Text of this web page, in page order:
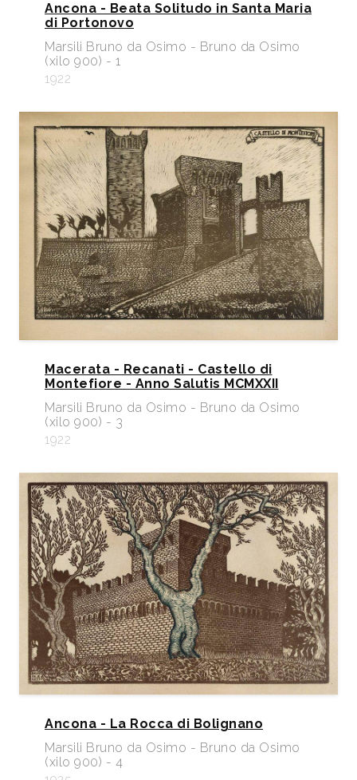
Ancona - Beata Solitudo in Santa Maria
di Portonovo
Marsili Bruno da Osimo - Bruno da Osimo
(xilo 900) - 1
1922
Macerata - Recanati - Castello di
Montefiore - Anno Salutis MCMXXII
Marsili Bruno da Osimo - Bruno da Osimo
(xilo 900) - 3
1922
Ancona - La Rocca di Bolignano
Marsili Bruno da Osimo - Bruno da Osimo
(xilo 900) - 4